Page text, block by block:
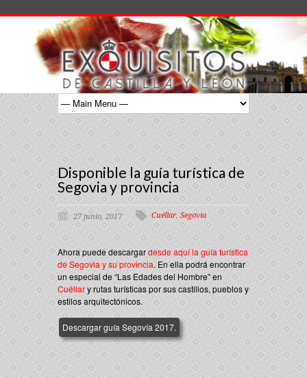
Disponible la guía turística de
Segovia y provincia
27 junio, 2017 Cuéllar, Segovia
Ahora puede descargardesde aquí la guía turística
de Segovia y su provincia. En ella podrá encontrar
un especial de “Las Edades del Hombre” en
Cuéllary rutas turísticas por sus castillos, pueblos y
estilos arquitectónicos.
Descargar guía Segovía 2017.